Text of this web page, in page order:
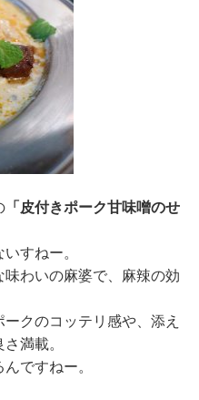
「皮付きポーク甘味噌のせ
すねー。
わいの麻婆で、麻辣の効
クのコッテリ感や、添え
満載。
ですねー。